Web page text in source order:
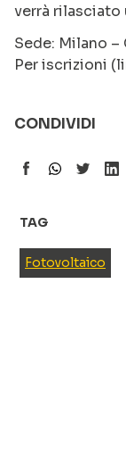
verrà rilasciato
Sede: Milano –
Per iscrizioni
CONDIVIDI
TAG
Fotovoltaico